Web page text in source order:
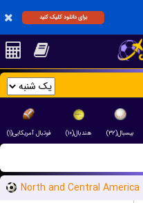
برای دانلود کلیک کنید
بیسبال(۳۲) هندبال(۱۰) فوتبال آمریکایی(۱)
North and Central America